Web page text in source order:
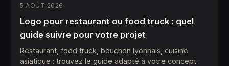
5 AOÛT 2026
Logo pour restaurant ou food truck : quel
guide suivre pour votre projet
Restaurant, food truck, bouchon lyonnais, cuisine
asiatique : trouvez le guide adapté à votre concept.